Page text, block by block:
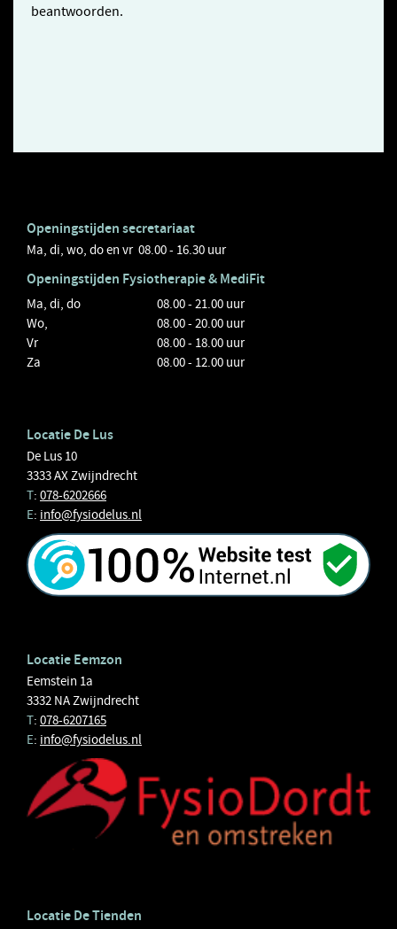
beantwoorden.
Openingstijden secretariaat
Ma, di, wo, do en vr 08.00 - 16.30 uur
Openingstijden Fysiotherapie& MediFit
Ma, di, do
08.00 - 21.00 uur
Wo,
08.00 - 20.00 uur
Vr
08.00 - 18.00 uur
Za
08.00 - 12.00 uur
Locatie De Lus
De Lus 10
3333 AX Zwijndrecht
T: 078-6202666
E: info@fysiodelus.nl
Locatie Eemzon
Eemstein 1a
3332 NA Zwijndrecht
T: 078-6207165
E: info@fysiodelus.nl
Locatie De Tienden